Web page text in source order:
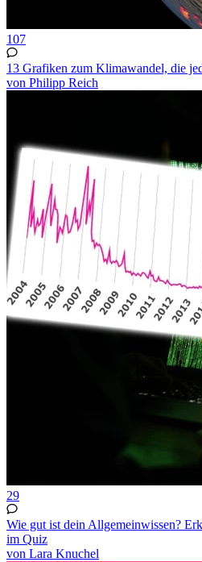
107
13 Grafiken zum Klimawandel, die
von Philipp Reich
29
Wie gut ist dein Allgemeinwissen?
im Quiz
von Lara Knuchel